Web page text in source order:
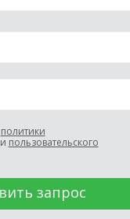
политики
и пользовательского